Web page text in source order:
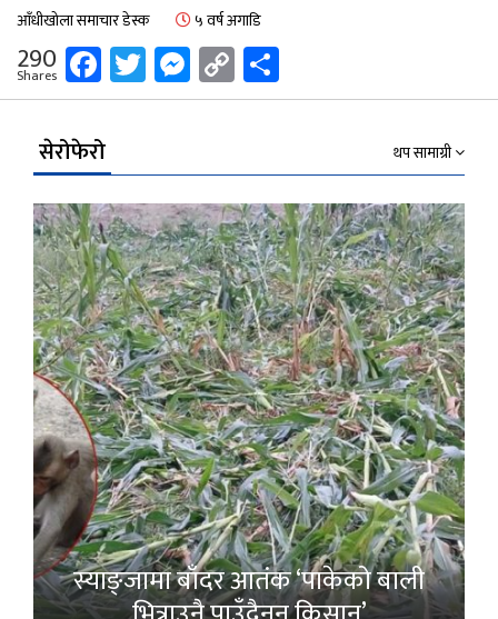
आँधीखोला समाचार डेस्क ५ वर्ष अगाडि
290
Shares Facebook
Twitter
Messenger
Copy
Link
सेरोफेरो थप सामाग्री
स्याङ्जामा बाँदर आतंक ‘पाकेको बाली